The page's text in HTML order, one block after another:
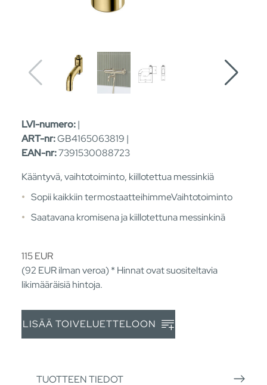
LVI-numero:|
ART-nr:GB4165063819 |
EAN-nr:7391530088723
Kääntyvä, vaihtotoiminto, kiillotettua messinkiä
Sopii kaikkiin termostaatteihimmeVaihtotoiminto
Saatavana kromisena ja kiillotettuna messinkinä
115EUR
(92 EURilman veroa) * Hinnat ovat suositeltavia
likimääräisiä hintoja.
LISÄÄ TOIVELUETTELOON
TUOTTEEN TIEDOT